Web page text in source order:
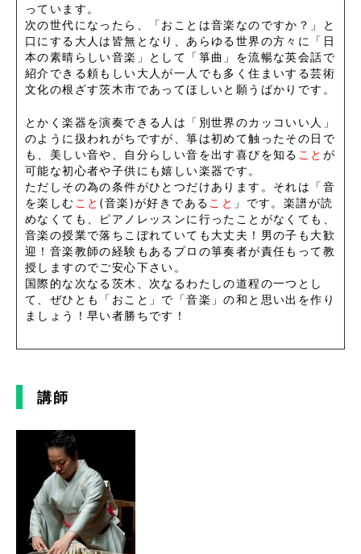
っています。
次の世代になったら、「おことは音楽なのですか？」と
口にする大人は皆無となり、あらゆる世界の方々に「日
本の素晴らしい音楽」として「箏曲」を流暢な英会話で
紹介できる頼もしい大人が一人でも多く住まいする芸術
文化の根ざす茨木市であってほしいと願うばかりです。
とかく楽器を演奏できる人は「別世界のカッコいい人」
のように扱われがちですが、箏は初めて触ったその日で
も、美しい音や、自分らしい音を出す喜びを知る こと が
可能な初心者や子供にも嬉しい楽器です。
ただしその為の条件がひとつだけあります。それは「音
を楽しむ こと (音楽)が好きである こと 」です。楽譜が読
めなくても、ピアノレッスンに行ったことがなくても、
音楽の授業で落ちこぼれていても大丈夫！男の子も大歓
迎！音楽教師の経験もあるプロの箏奏者が責任もって教
授しますのでご安心下さい。
国際的な次なる茨木、次なるわたしの道程の一つとし
て、ぜひとも「おこと」で「音楽」の和と思い出を作り
ましょう！早い者勝ちです！
講師